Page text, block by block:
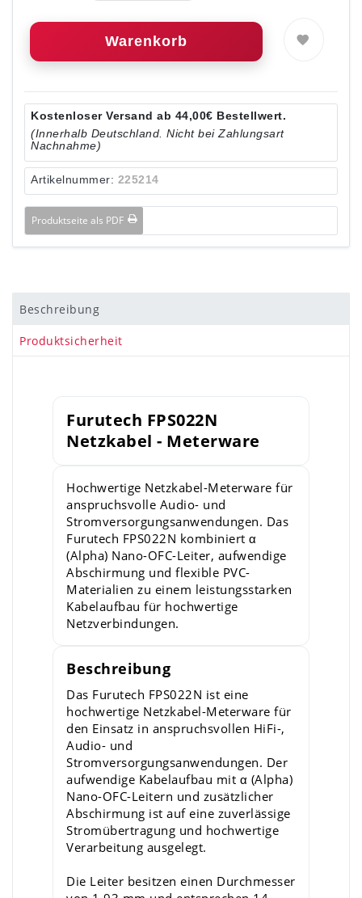
Warenkorb
Kostenloser Versand ab 44,00€ Bestellwert.
(Innerhalb Deutschland. Nicht bei Zahlungsart
Nachnahme)
Artikelnummer: 225214
Produktseite als PDF
Beschreibung
Produktsicherheit
Furutech FPS022N
Netzkabel - Meterware
Hochwertige Netzkabel-Meterware für
anspruchsvolle Audio- und
Stromversorgungsanwendungen. Das
Furutech FPS022N kombiniert α
(Alpha) Nano-OFC-Leiter, aufwendige
Abschirmung und flexible PVC-
Materialien zu einem leistungsstarken
Kabelaufbau für hochwertige
Netzverbindungen.
Beschreibung
Das Furutech FPS022N ist eine
hochwertige Netzkabel-Meterware für
den Einsatz in anspruchsvollen HiFi-,
Audio- und
Stromversorgungsanwendungen. Der
aufwendige Kabelaufbau mit α (Alpha)
Nano-OFC-Leitern und zusätzlicher
Abschirmung ist auf eine zuverlässige
Stromübertragung und hochwertige
Verarbeitung ausgelegt.
Die Leiter besitzen einen Durchmesser